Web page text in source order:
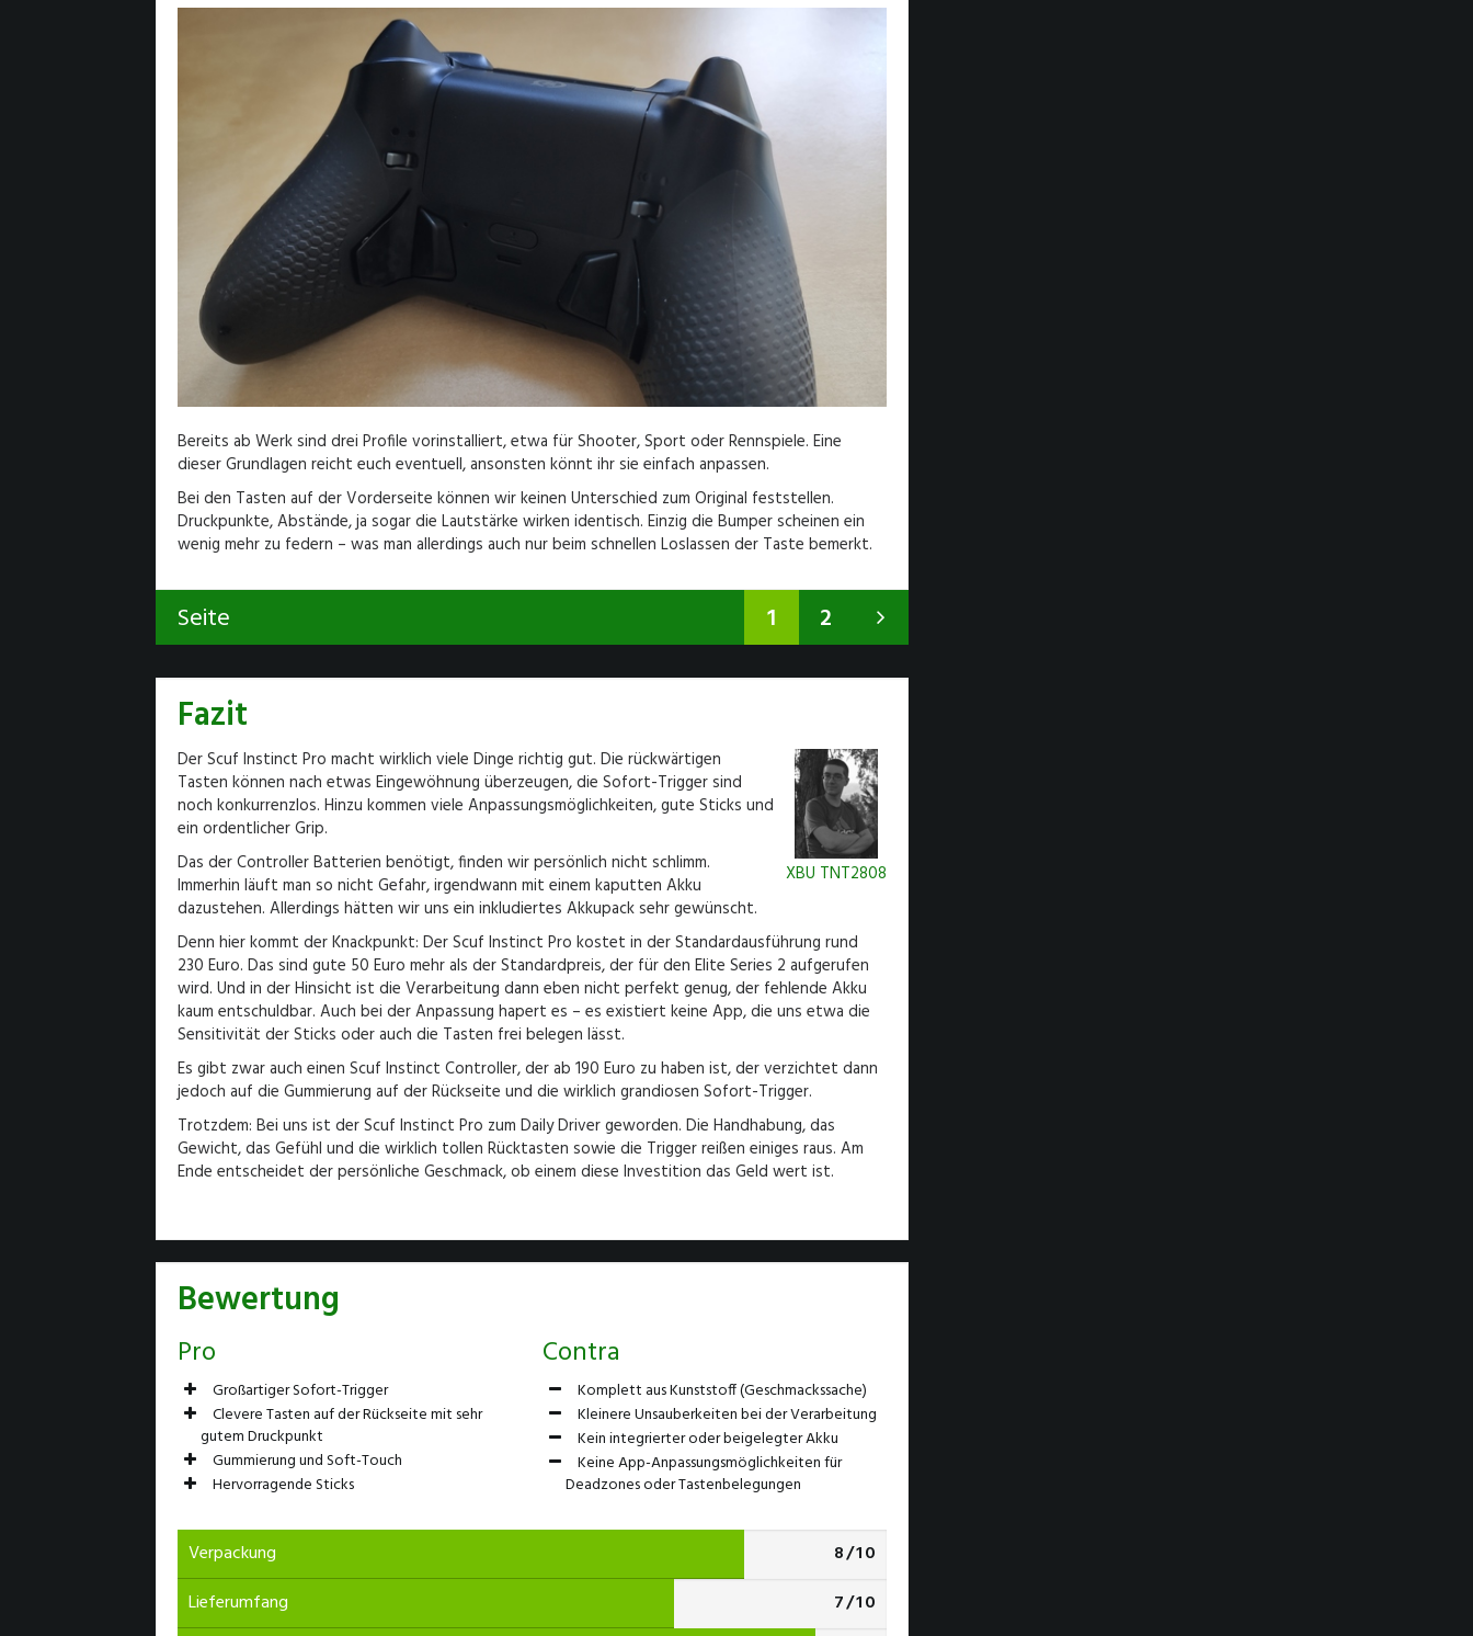
Bereits ab Werk sind drei Profile vorinstalliert, etwa für Shooter, Sport oder Rennspiele. Eine
dieser Grundlagen reicht euch eventuell, ansonsten könnt ihr sie einfach anpassen.
Bei den Tasten auf der Vorderseite können wir keinen Unterschied zum Original feststellen.
Druckpunkte, Abstände, ja sogar die Lautstärke wirken identisch. Einzig die Bumper scheinen ein
wenig mehr zu federn – was man allerdings auch nur beim schnellen Loslassen der Taste bemerkt.
Seite 1 2
Fazit
XBU TNT2808
Der Scuf Instinct Pro macht wirklich viele Dinge richtig gut. Die rückwärtigen
Tasten können nach etwas Eingewöhnung überzeugen, die Sofort-Trigger sind
noch konkurrenzlos. Hinzu kommen viele Anpassungsmöglichkeiten, gute Sticks und
ein ordentlicher Grip.
Das der Controller Batterien benötigt, finden wir persönlich nicht schlimm.
Immerhin läuft man so nicht Gefahr, irgendwann mit einem kaputten Akku
dazustehen. Allerdings hätten wir uns ein inkludiertes Akkupack sehr gewünscht.
Denn hier kommt der Knackpunkt: Der Scuf Instinct Pro kostet in der Standardausführung rund
230 Euro. Das sind gute 50 Euro mehr als der Standardpreis, der für den Elite Series 2 aufgerufen
wird. Und in der Hinsicht ist die Verarbeitung dann eben nicht perfekt genug, der fehlende Akku
kaum entschuldbar. Auch bei der Anpassung hapert es – es existiert keine App, die uns etwa die
Sensitivität der Sticks oder auch die Tasten frei belegen lässt.
Es gibt zwar auch einen Scuf Instinct Controller, der ab 190 Euro zu haben ist, der verzichtet dann
jedoch auf die Gummierung auf der Rückseite und die wirklich grandiosen Sofort-Trigger.
Trotzdem: Bei uns ist der Scuf Instinct Pro zum Daily Driver geworden. Die Handhabung, das
Gewicht, das Gefühl und die wirklich tollen Rücktasten sowie die Trigger reißen einiges raus. Am
Ende entscheidet der persönliche Geschmack, ob einem diese Investition das Geld wert ist.
Bewertung
Pro
Großartiger Sofort-Trigger
Clevere Tasten auf der Rückseite mit sehr
gutem Druckpunkt
Gummierung und Soft-Touch
Hervorragende Sticks
Contra
Komplett aus Kunststoff (Geschmackssache)
Kleinere Unsauberkeiten bei der Verarbeitung
Kein integrierter oder beigelegter Akku
Keine App-Anpassungsmöglichkeiten für
Deadzones oder Tastenbelegungen
Verpackung
8/10
Lieferumfang
7/10